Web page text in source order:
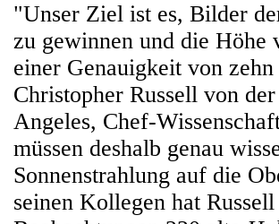
"Unser Ziel ist es, Bilder
zu gewinnen und die Höhe
einer Genauigkeit von
Christopher Russell von der
Angeles, Chef-
müssen deshalb genau
Sonnenstrahlung auf die
seinen Kollegen hat